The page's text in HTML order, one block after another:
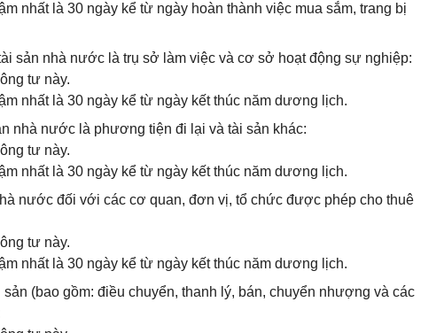
nhất là 30 ngày kể từ ngày hoàn thành việc mua sắm, trang bị
sản nhà nước là trụ sở làm việc và cơ sở hoạt động sự nghiệp:
tư này.
nhất là 30 ngày kể từ ngày kết thúc năm dương lịch.
nhà nước là phương tiện đi lại và tài sản khác:
tư này.
nhất là 30 ngày kể từ ngày kết thúc năm dương lịch.
nước đối với các cơ quan, đơn vị, tổ chức được phép cho thuê
tư này.
nhất là 30 ngày kể từ ngày kết thúc năm dương lịch.
(bao gồm: điều chuyển, thanh lý, bán, chuyển nhượng và các